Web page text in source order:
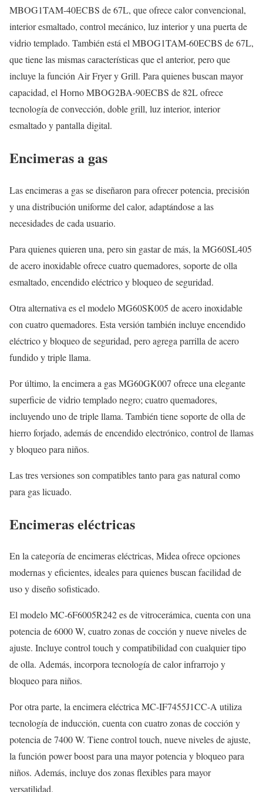
MBOG1TAM-40ECBS de 67L, que ofrece calor convencional,
interior esmaltado, control mecánico, luz interior y una puerta de
vidrio templado. También está el MBOG1TAM-60ECBS de 67L,
que tiene las mismas características que el anterior, pero que
incluye la función Air Fryer y Grill. Para quienes buscan mayor
capacidad, el Horno MBOG2BA-90ECBS de 82L ofrece
tecnología de convección, doble grill, luz interior, interior
esmaltado y pantalla digital.
Encimeras a gas
Las encimeras a gas se diseñaron para ofrecer potencia, precisión
y una distribución uniforme del calor, adaptándose a las
necesidades de cada usuario.
Para quienes quieren una, pero sin gastar de más, la MG60SL405
de acero inoxidable ofrece cuatro quemadores, soporte de olla
esmaltado, encendido eléctrico y bloqueo de seguridad.
Otra alternativa es el modelo MG60SK005 de acero inoxidable
con cuatro quemadores. Esta versión también incluye encendido
eléctrico y bloqueo de seguridad, pero agrega parrilla de acero
fundido y triple llama.
Por último, la encimera a gas MG60GK007 ofrece una elegante
superficie de vidrio templado negro; cuatro quemadores,
incluyendo uno de triple llama. También tiene soporte de olla de
hierro forjado, además de encendido electrónico, control de llamas
y bloqueo para niños.
Las tres versiones son compatibles tanto para gas natural como
para gas licuado.
Encimeras eléctricas
En la categoría de encimeras eléctricas, Midea ofrece opciones
modernas y eficientes, ideales para quienes buscan facilidad de
uso y diseño sofisticado.
El modelo MC-6F6005R242 es de vitrocerámica, cuenta con una
potencia de 6000 W, cuatro zonas de cocción y nueve niveles de
ajuste. Incluye control touch y compatibilidad con cualquier tipo
de olla. Además, incorpora tecnología de calor infrarrojo y
bloqueo para niños.
Por otra parte, la encimera eléctrica MC-IF7455J1CC-A utiliza
tecnología de inducción, cuenta con cuatro zonas de cocción y
potencia de 7400 W. Tiene control touch, nueve niveles de ajuste,
la función power boost para una mayor potencia y bloqueo para
niños. Además, incluye dos zonas flexibles para mayor
versatilidad.